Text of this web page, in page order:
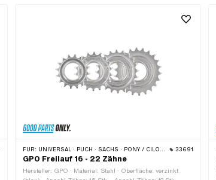
FÜR: UNIVERSAL · PUCH · SACHS · PONY / CILO (BETA 521 & 512) · PIAGGIO · TOMOS 33691
GPO Freilauf 16 - 22 Zähne
Hersteller: GPO · Material: Stahl · Oberfläche: verzinkt